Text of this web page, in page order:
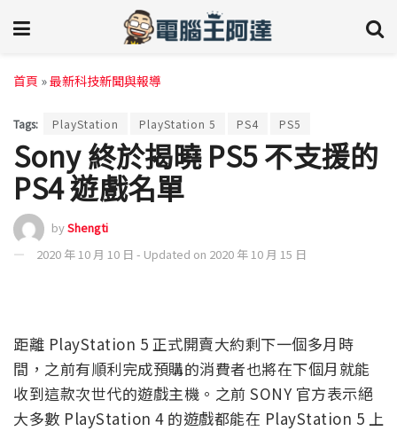
首頁 »最新科技新聞與報導
Tags: PlayStation PlayStation 5 PS4 PS5
Sony 終於揭曉 PS5 不支援的
PS4 遊戲名單
byShengti
2020 年 10 月 10 日 - Updated on 2020 年 10 月 15 日
距離 PlayStation 5 正式開賣大約剩下一個多月時
間，之前有順利完成預購的消費者也將在下個月就能
收到這款次世代的遊戲主機。之前 SONY 官方表示絕
大多數 PlayStation 4 的遊戲都能在 PlayStation 5 上